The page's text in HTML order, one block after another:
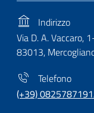
Indirizzo
Via D. A. Vaccaro,
83013,
Telefono
(+39)